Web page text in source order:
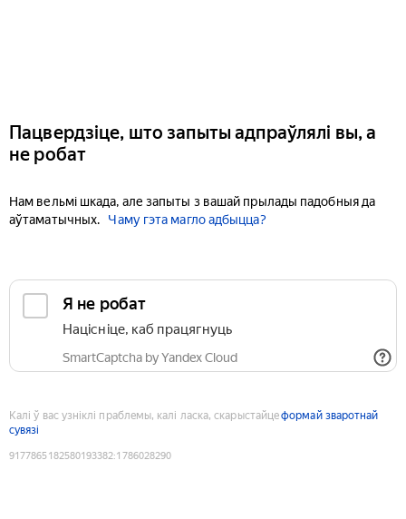
Пацвердзіце, што запыты адпраўлялі вы, а
не робат
Нам вельмі шкада, але запыты з вашай прылады падобныя да
аўтаматычных.
Чаму гэта магло адбыцца?
Я не робат
Націсніце, каб працягнуць
SmartCaptcha by Yandex Cloud
Калі ў вас узніклі праблемы, калі ласка, скарыстайцеформай зваротнай
сувязі
9177865182580193382:1786028290